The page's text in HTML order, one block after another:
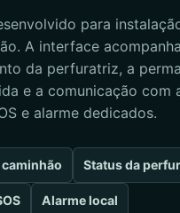
para
A interface
da perfuratriz, a
e a comunicação com
e alarme dedicados.
Status da
Alarme local